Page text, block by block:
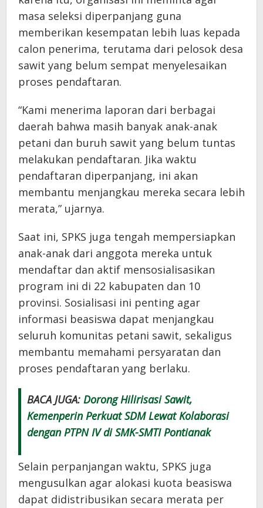
masa seleksi diperpanjang guna
memberikan kesempatan lebih luas kepada
calon penerima, terutama dari pelosok desa
sawit yang belum sempat menyelesaikan
proses pendaftaran.
“Kami menerima laporan dari berbagai
daerah bahwa masih banyak anak-anak
petani dan buruh sawit yang belum tuntas
melakukan pendaftaran. Jika waktu
pendaftaran diperpanjang, ini akan
membantu menjangkau mereka secara lebih
merata,” ujarnya.
Saat ini, SPKS juga tengah mempersiapkan
anak-anak dari anggota mereka untuk
mendaftar dan aktif mensosialisasikan
program ini di 22 kabupaten dan 10
provinsi. Sosialisasi ini penting agar
informasi beasiswa dapat menjangkau
seluruh komunitas petani sawit, sekaligus
membantu memahami persyaratan dan
proses pendaftaran yang berlaku.
BACA JUGA: Dorong Hilirisasi Sawit,
Kemenperin Perkuat SDM Lewat Kolaborasi
dengan PTPN IV di SMK-SMTI Pontianak
Selain perpanjangan waktu, SPKS juga
mengusulkan agar alokasi kuota beasiswa
dapat didistribusikan secara merata per